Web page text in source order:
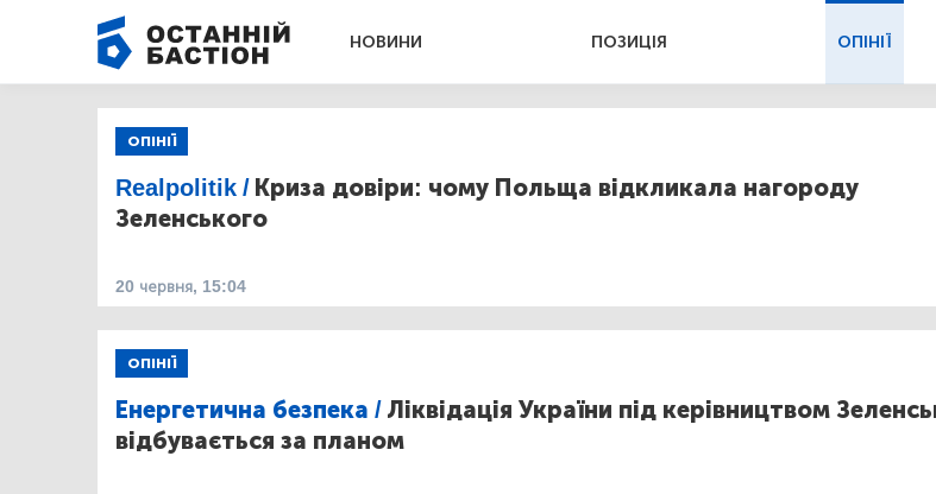
НОВИНИ ПОЗИЦІЯ ОПІНІЇ
ОПІНІЇ
Realpolitik / Криза довіри: чому Польща відкликала нагороду
Зеленського
20 червня, 15:04
ОПІНІЇ
Енергетична безпека / Ліквідація України під керівництвом
відбувається за планом